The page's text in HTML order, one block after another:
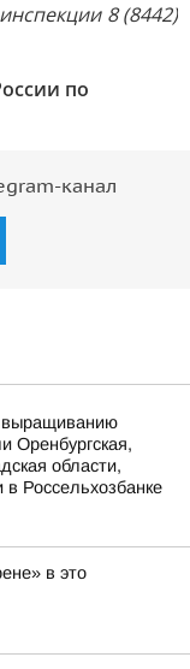
8 (8442)
по
канал
выращиванию
Оренбургская,
области,
Россельхозбанке
в это